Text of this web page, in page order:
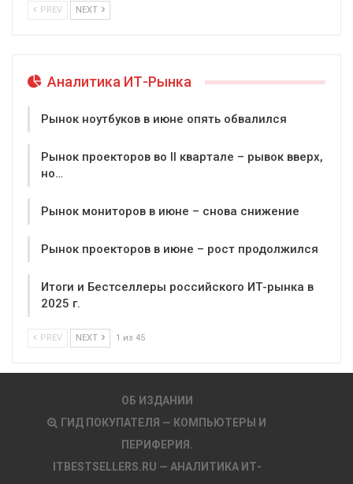
PREV NEXT
Аналитика ИТ-Рынка
Рынок ноутбуков в июне опять обвалился
Рынок проекторов во II квартале – рывок вверх,
но…
Рынок мониторов в июне – снова снижение
Рынок проекторов в июне – рост продолжился
Итоги и Бестселлеры российского ИТ-рынка в
2025 г.
PREV NEXT 1 из 45
ОБ ИЗДАНИИ
ГИД ПОКУПАТЕЛЯ — КОМПЬЮТЕРЫ И
ПЕРИФЕРИЯ.
ITBESTSELLERS.RU — АНАЛИТИКА ИТ-